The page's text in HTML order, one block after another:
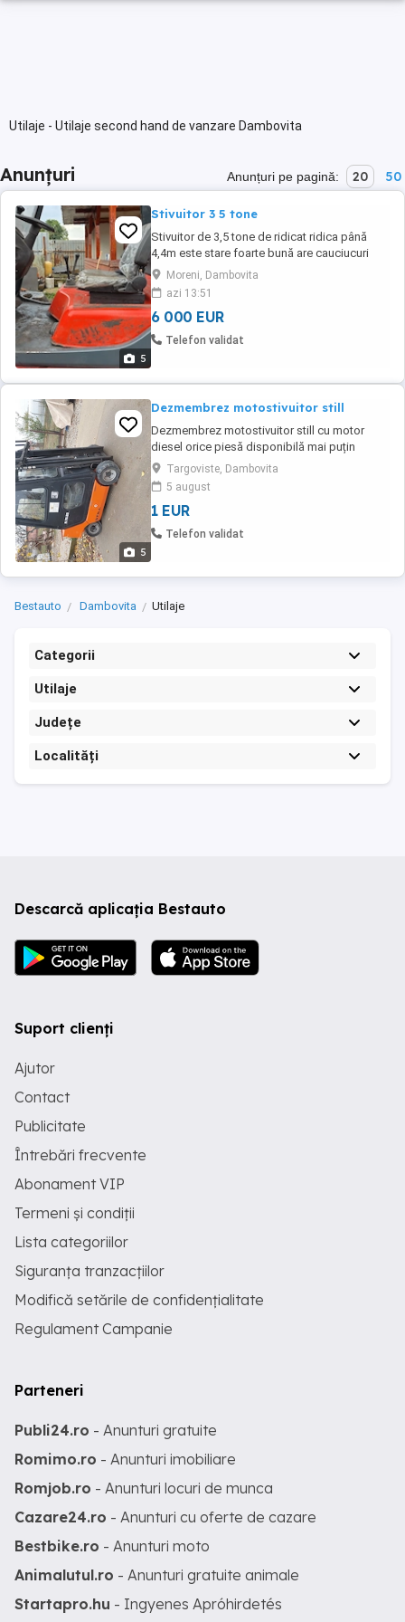
Utilaje - Utilaje second hand de vanzare Dambovita
Anunțuri Anunțuri pe pagină: 20 50
5
Stivuitor 3 5 tone
Stivuitor de 3,5 tone de ridicat ridica până
4,4m este stare foarte bună are cauciucuri
pline nu are curgere de ulei
Moreni, Dambovita
azi 13:51
6 000 EUR
Telefon validat
5
Dezmembrez motostivuitor still
Dezmembrez motostivuitor still cu motor
diesel orice piesă disponibilă mai puțin
catargul și puntea fata
Targoviste, Dambovita
5 august
1 EUR
Telefon validat
Bestauto Dambovita Utilaje
Categorii
Utilaje
Județe
Localități
Descarcă aplicația Bestauto
Suport clienți
Ajutor
Contact
Publicitate
Întrebări frecvente
Abonament VIP
Termeni și condiții
Lista categoriilor
Siguranța tranzacțiilor
Modifică setările de confidențialitate
Regulament Campanie
Parteneri
Publi24.ro - Anunturi gratuite
Romimo.ro - Anunturi imobiliare
Romjob.ro - Anunturi locuri de munca
Cazare24.ro - Anunturi cu oferte de cazare
Bestbike.ro - Anunturi moto
Animalutul.ro - Anunturi gratuite animale
Startapro.hu - Ingyenes Apróhirdetés